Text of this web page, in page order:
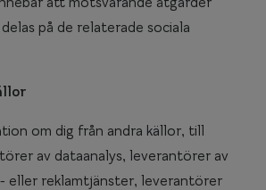
på de relaterade sociala
om dig från andra källor, till
av dataanalys, leverantörer av
eller reklamtjänster, leverantörer